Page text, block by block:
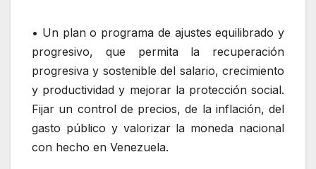
• Un plan o programa de ajustes equilibrado y
progresivo, que permita la recuperación
progresiva y sostenible del salario, crecimiento
y productividad y mejorar la protección social.
Fijar un control de precios, de la inflación, del
gasto público y valorizar la moneda nacional
con hecho en Venezuela.